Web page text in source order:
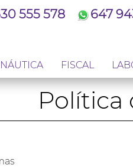
555 578 647
NÁUTICA FISCAL
Política